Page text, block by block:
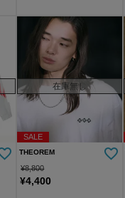
SALE
在庫無し
THEOREM
¥8,800
¥4,400